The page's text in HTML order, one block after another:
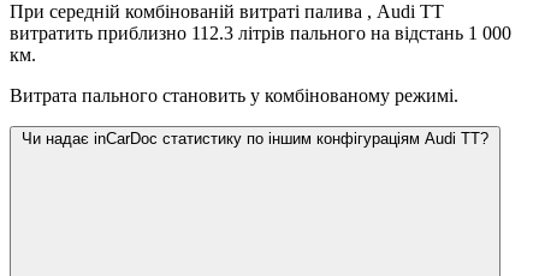
При середній комбінованій витраті палива , Audi TT
витратить приблизно 112.3 літрів пального на відстань 1 000
км.
Витрата пального становить у комбінованому режимі.
Чи надає inCarDoc статистику по іншим конфігураціям Audi TT?